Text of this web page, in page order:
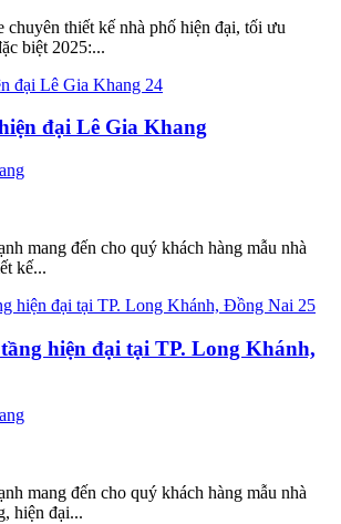
chuyên thiết kế nhà phố hiện đại, tối ưu
biệt 2025:...
đại Lê Gia Khang
mang đến cho quý khách hàng mẫu nhà
kế...
hiện đại tại TP. Long Khánh,
mang đến cho quý khách hàng mẫu nhà
hiện đại...